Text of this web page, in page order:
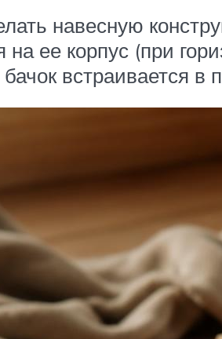
навесную
на ее корпус (при
встраивается